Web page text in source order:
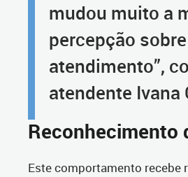
mudou muito a
percepção
atendimento”,
atendente Ivana
Reconhecimento
Este comportamento recebe